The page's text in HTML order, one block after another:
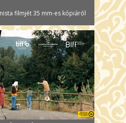
filmjét 35 mm-es kópiáról